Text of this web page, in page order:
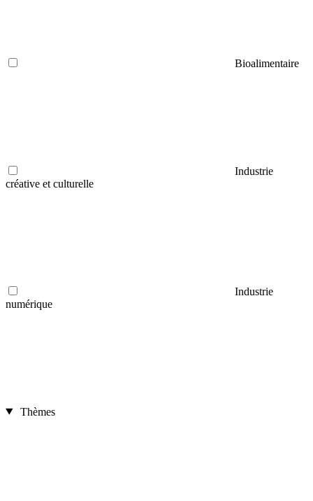
Bioalimentaire
Industrie
créative et culturelle
Industrie
numérique
Thèmes